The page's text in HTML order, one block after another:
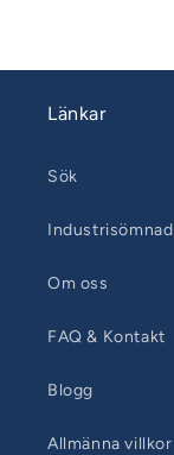
Länkar
Sök
Industrisömnad
Om oss
FAQ & Kontakt
Blogg
Allmänna villkor